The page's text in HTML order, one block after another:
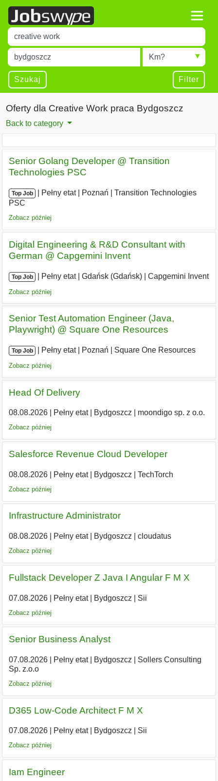
Title
Type 1 or more characters for results.
Miejscowość
Type 1 or more characters for results.
Radius
Szukaj Filter
Oferty dla Creative Work praca Bydgoszcz
Back to category
Senior Golang Developer @ Transition
Technologies PSC
Top Job Pełny etat| Poznań
Transition Technologies
PSC
Zobacz później
Digital Engineering & R&D Consultant with
German @ Capgemini Invent
Top Job Pełny etat| Gdańsk (Gdańsk) Capgemini Invent
Zobacz później
Senior Test Automation Engineer (Java,
Playwright) @ Square One Resources
Top Job Pełny etat| Poznań Square One Resources
Zobacz później
Head Of Delivery
08.08.2026| Pełny etat| Bydgoszcz moondigo sp. z o.o.
Zobacz później
Salesforce Revenue Cloud Developer
08.08.2026| Pełny etat| Bydgoszcz TechTorch
Zobacz później
Infrastructure Administrator
08.08.2026| Pełny etat| Bydgoszcz cloudatus
Zobacz później
Fullstack Developer Z Java I Angular F M X
07.08.2026| Pełny etat| Bydgoszcz Sii
Zobacz później
Senior Business Analyst
07.08.2026| Pełny etat| Bydgoszcz
Sollers Consulting
Sp. z.o.o
Zobacz później
D365 Low-Code Architect F M X
07.08.2026| Pełny etat| Bydgoszcz Sii
Zobacz później
Iam Engineer